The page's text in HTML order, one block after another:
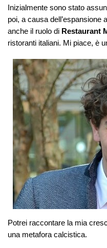
Inizialmente sono stato
poi, a causa dell’espansione
anche il ruolo di Restaurant
ristoranti italiani. Mi piace, è
Potrei raccontare la mia
una metafora calcistica.